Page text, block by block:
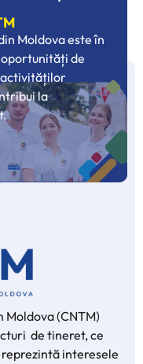
Moldova este în
de
la
Moldova (CNTM)
de tineret, ce
interesele